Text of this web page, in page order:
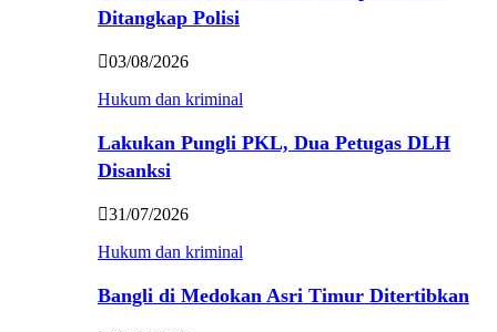
Ditangkap Polisi
03/08/2026
Hukum dan kriminal
Lakukan Pungli PKL, Dua Petugas DLH
Disanksi
31/07/2026
Hukum dan kriminal
Bangli di Medokan Asri Timur Ditertibkan